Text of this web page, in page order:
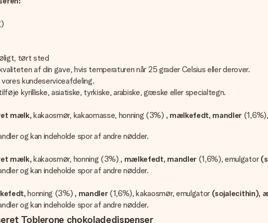
tørt sted
af din gave, hvis temperaturen når 25 grader Celsius eller derover.
kundeserviceafdeling.
kyrilliske, asiatiske, tyrkiske, arabiske, græske eller specialtegn.
mælk, kakaosmør, kakaomasse, honning (3%) , mælkefedt, mandler
og kan indeholde spor af andre nødder.
mælk, kakaosmør, honning (3%) , mælkefedt, mandler(1,6%), emulgator
og kan indeholde spor af andre nødder.
honning (3%) , mandler(1,6%), kakaosmør, emulgator (sojalecithin),
og kan indeholde spor af andre nødder.
Toblerone chokoladedispenser